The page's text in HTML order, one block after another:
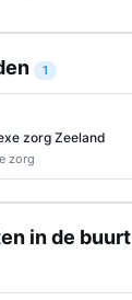
1
zorg Zeeland
zorg
in de buurt